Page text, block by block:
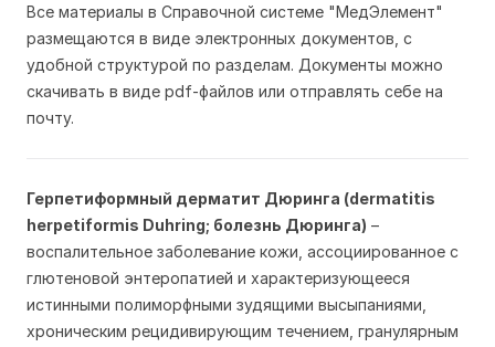
Все материалы в Справочной системе "МедЭлемент"
размещаются в виде электронных документов, с
удобной структурой по разделам. Документы можно
скачивать в виде pdf-файлов или отправлять себе на
почту.
Герпетиформный дерматит Дюринга (dermatitis
herpetiformis Duhring; болезнь Дюринга) –
воспалительное заболевание кожи, ассоциированное с
глютеновой энтеропатией и характеризующееся
истинными полиморфными зудящими высыпаниями,
хроническим рецидивирующим течением, гранулярным